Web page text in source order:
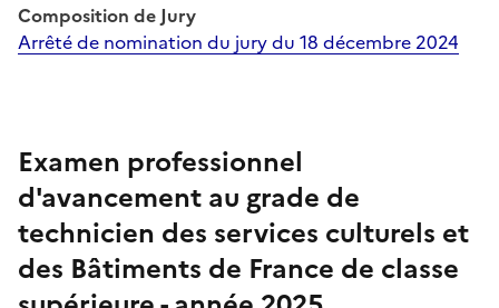
Composition de Jury
Arrêté de nomination du jury du 18 décembre 2024
Examen professionnel
d'avancement au grade de
technicien des services culturels et
des Bâtiments de France de classe